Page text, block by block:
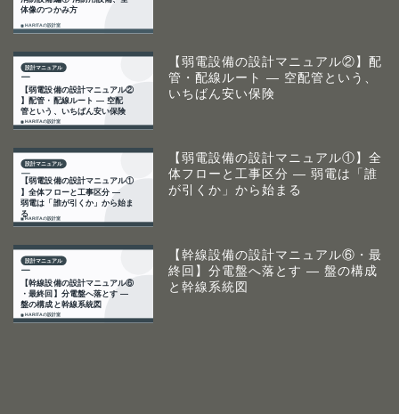
【弱電設備の設計マニュアル②】配
管・配線ルート ― 空配管という、
いちばん安い保険
【弱電設備の設計マニュアル①】全
体フローと工事区分 ― 弱電は「誰
が引くか」から始まる
【幹線設備の設計マニュアル⑥・最
終回】分電盤へ落とす ― 盤の構成
と幹線系統図